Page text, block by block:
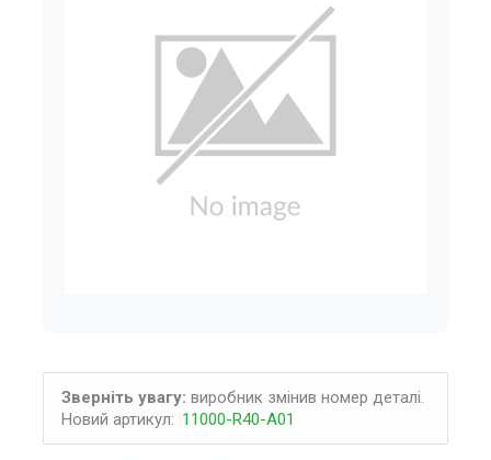
Зверніть увагу: виробник змінив номер деталі.
Новий артикул: 11000-R40-A01